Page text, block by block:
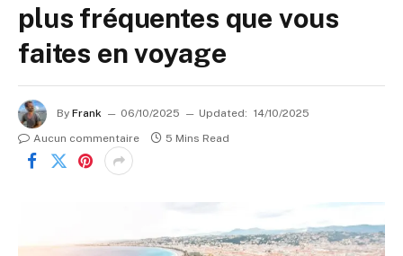
plus fréquentes que vous
faites en voyage
By Frank 06/10/2025 Updated: 14/10/2025
Aucun commentaire
5 Mins Read